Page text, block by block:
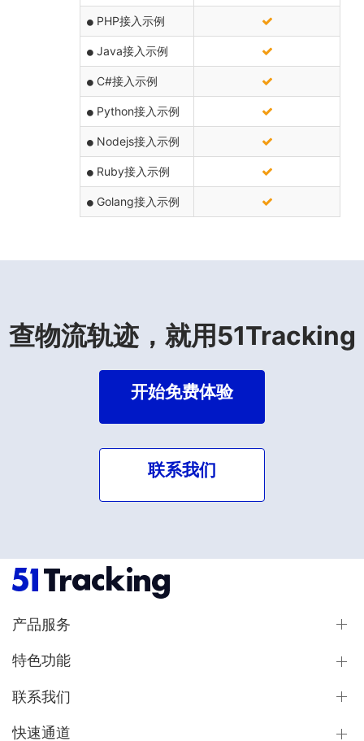
PHP接入示例
Java接入示例
C#接入示例
Python接入示例
Nodejs接入示例
Ruby接入示例
Golang接入示例
查物流轨迹，就用51Tracking
开始免费体验
联系我们
产品服务
特色功能
联系我们
快速通道